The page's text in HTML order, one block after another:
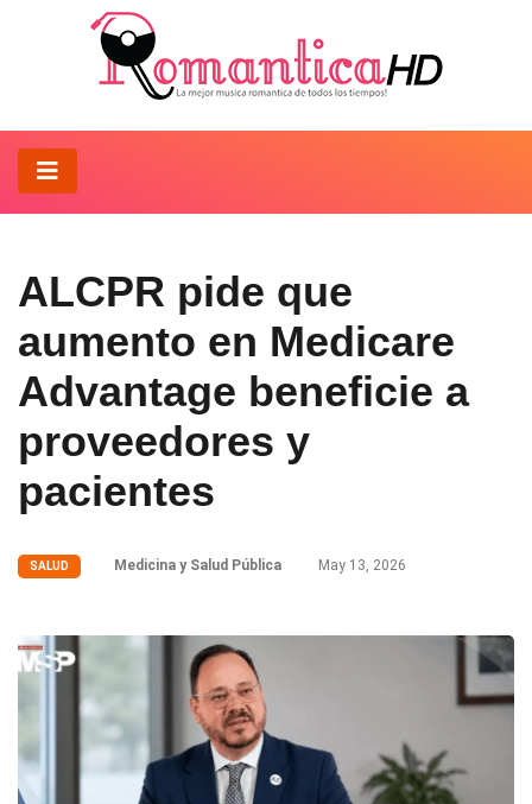
ALCPR pide que
aumento en Medicare
Advantage beneficie a
proveedores y
pacientes
SALUD Medicina y Salud Pública May 13, 2026